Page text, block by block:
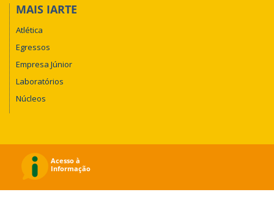
MAIS IARTE
Atlética
Egressos
Empresa Júnior
Laboratórios
Núcleos